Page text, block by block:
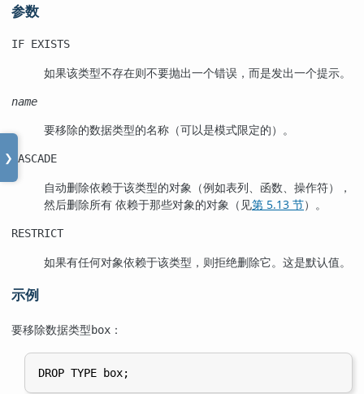
❯
参数
IF EXISTS
如果该类型不存在则不要抛出一个错误，而是发出一个提示。
name
要移除的数据类型的名称（可以是模式限定的）。
CASCADE
自动删除依赖于该类型的对象（例如表列、函数、操作符），
然后删除所有 依赖于那些对象的对象（见第 5.13 节）。
RESTRICT
如果有任何对象依赖于该类型，则拒绝删除它。这是默认值。
示例
要移除数据类型box ：
DROP TYPE box;